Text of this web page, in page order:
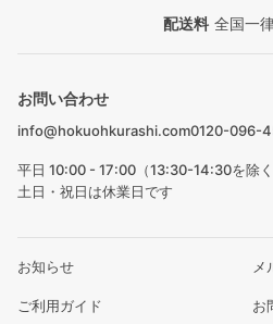
配送料 全国一
お問い合わせ
info@hokuohkurashi.com0120-096-
平日 10:00 - 17:00（13:30-14:30を除く
土日・祝日は休業日です
お知らせ メ
ご利用ガイド お